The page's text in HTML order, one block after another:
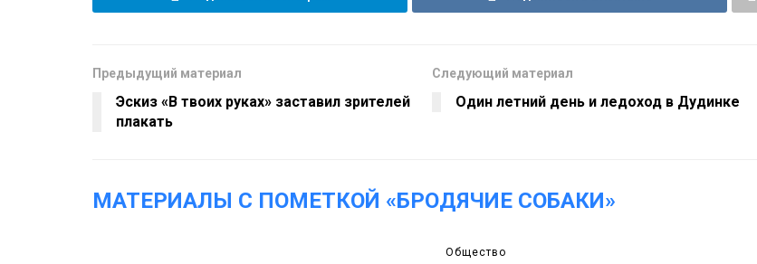
Предыдущий материал
Эскиз «В твоих руках» заставил зрителей
плакать
Следующий материал
Один летний день и ледоход в Дудинке
МАТЕРИАЛЫ С ПОМЕТКОЙ «БРОДЯЧИЕ СОБАКИ»
Общество